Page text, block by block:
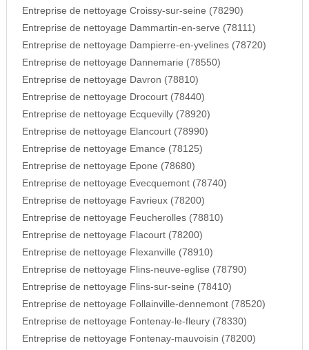
Entreprise de nettoyage Croissy-sur-seine (78290)
Entreprise de nettoyage Dammartin-en-serve (78111)
Entreprise de nettoyage Dampierre-en-yvelines (78720)
Entreprise de nettoyage Dannemarie (78550)
Entreprise de nettoyage Davron (78810)
Entreprise de nettoyage Drocourt (78440)
Entreprise de nettoyage Ecquevilly (78920)
Entreprise de nettoyage Elancourt (78990)
Entreprise de nettoyage Emance (78125)
Entreprise de nettoyage Epone (78680)
Entreprise de nettoyage Evecquemont (78740)
Entreprise de nettoyage Favrieux (78200)
Entreprise de nettoyage Feucherolles (78810)
Entreprise de nettoyage Flacourt (78200)
Entreprise de nettoyage Flexanville (78910)
Entreprise de nettoyage Flins-neuve-eglise (78790)
Entreprise de nettoyage Flins-sur-seine (78410)
Entreprise de nettoyage Follainville-dennemont (78520)
Entreprise de nettoyage Fontenay-le-fleury (78330)
Entreprise de nettoyage Fontenay-mauvoisin (78200)